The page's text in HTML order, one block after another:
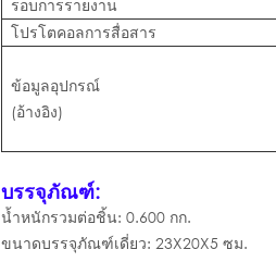
รอบการรายงาน
โปรโตคอลการสื่อสาร
ข้อมูลอุปกรณ์
(อ้างอิง)
บรรจุภัณฑ์:
น้ำหนักรวมต่อชิ้น: 0.600 กก.
ขนาดบรรจุภัณฑ์เดี่ยว: 23X20X5 ซม.